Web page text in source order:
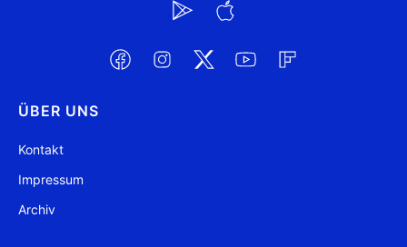
ÜBER UNS
Kontakt
Impressum
Archiv